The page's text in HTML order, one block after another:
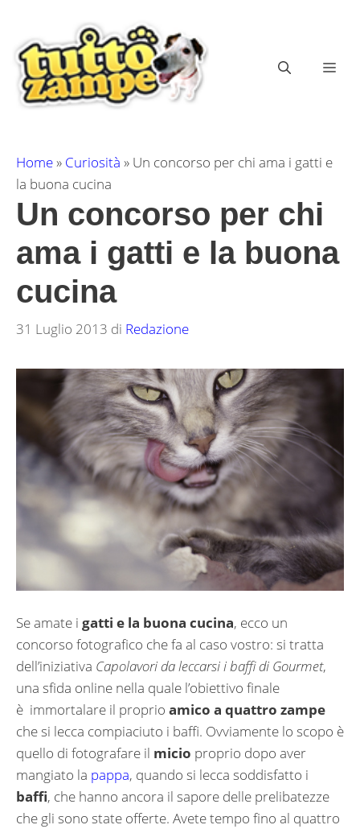
contenuto
Home» Curiosità » Un concorso per chi ama i gatti e
la buona cucina
Un concorso per chi
ama i gatti e la buona
cucina
31 Luglio 2013 di Redazione
Se amate i gatti e la buona cucina, ecco un
concorso fotografico che fa al caso vostro: si tratta
dell’iniziativa Capolavori da leccarsi i baffi di Gourmet,
una sfida online nella quale l’obiettivo finale
è immortalare il proprio amico a quattro zampe
che si lecca compiaciuto i baffi. Ovviamente lo scopo è
quello di fotografare il micio proprio dopo aver
mangiato la pappa, quando si lecca soddisfatto i
baffi, che hanno ancora il sapore delle prelibatezze
che gli sono state offerte. Avete tempo fino al quattro